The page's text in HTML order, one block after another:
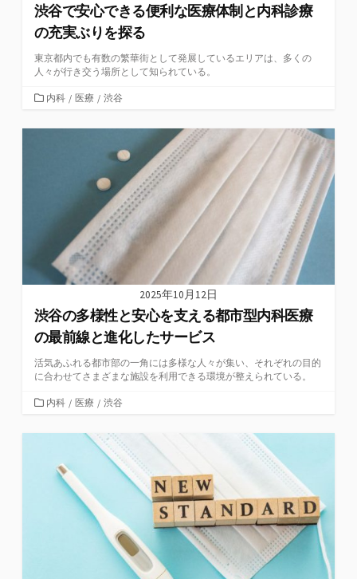
渋谷で安心できる便利な医療体制と内科診療
の充実ぶりを探る
東京都内でも有数の繁華街として発展しているエリアは、多くの
人々が行き交う場所として知られている。
カ
ゴ
内科 / 医療 / 渋谷
2025年10月12日
渋谷の多様性と安心を支える都市型内科医療
の最前線と進化したサービス
活気あふれる都市部の一角には多様な人々が集い、それぞれの目的
に合わせてさまざまな施設を利用できる環境が整えられている。
カ
ゴ
内科 / 医療 / 渋谷